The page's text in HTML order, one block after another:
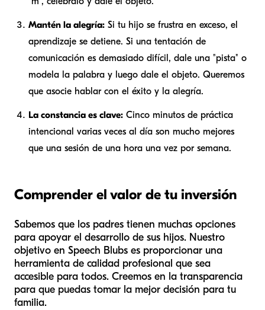
Mantén la alegría: Si tu hijo se frustra en exceso, el
aprendizaje se detiene. Si una tentación de
comunicación es demasiado difícil, dale una "pista" o
modela la palabra y luego dale el objeto. Queremos
que asocie hablar con el éxito y la alegría.
La constancia es clave: Cinco minutos de práctica
intencional varias veces al día son mucho mejores
que una sesión de una hora una vez por semana.
Comprender el valor de tu inversión
Sabemos que los padres tienen muchas opciones
para apoyar el desarrollo de sus hijos. Nuestro
objetivo en Speech Blubs es proporcionar una
herramienta de calidad profesional que sea
accesible para todos. Creemos en la transparencia
para que puedas tomar la mejor decisión para tu
familia.